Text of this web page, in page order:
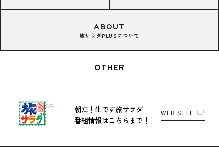
ABOUT
旅サラダPLUSについて
OTHER
朝だ！生です旅サラダ
番組情報はこちらまで！
WEB SITE